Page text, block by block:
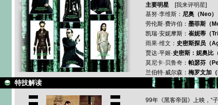
主要明星
[我来评明星]
基努·李维斯 ： 尼奥（Neo）
劳伦斯·费许伯： 墨菲斯（
凯瑞·安妮摩斯： 崔妮蒂（
雨果·维文 ： 史密斯探员（
贾达·平姬·史密斯：妮奥比
莫尼卡·贝鲁奇 ： 帕瑟芬（
兰伯特·威尔森： 梅罗文加
特技解读
99年《黑客帝国》上映，“